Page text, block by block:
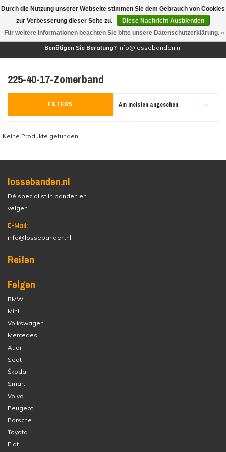
(0)
Benötigen Sie Beratung? info@lossebanden.nl
225-40-17-Zomerband
FILTERS Am meisten angesehen
Keine Produkte gefunden!...
lossebanden.nl
Dé specialist in banden en
velgen.
E-Mail:
info@lossebanden.nl
Reifen
Felgen
BMW
Mini
Volkswagen
Mercedes
Audi
Seat
Škoda
Smart
Volvo
Peugeot
Porsche
Toyota
Fiat
Durch die Nutzung unserer Webseite stimmen Sie dem Gebrauch von Cookies
zur Verbesserung dieser Seite zu.
Diese Nachricht Ausblenden
Für weitere Informationen beachten Sie bitte unsere Datenschutzerklärung. »